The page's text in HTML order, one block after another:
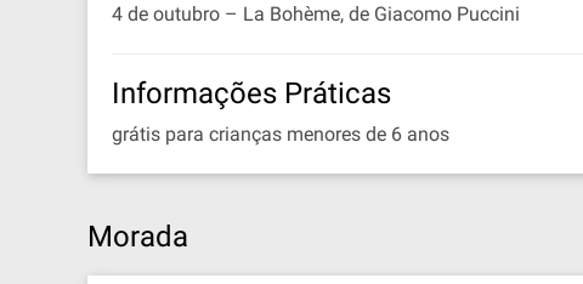
4 de outubro – La Bohème, de Giacomo Puccini
Informações Práticas
grátis para crianças menores de 6 anos
Morada